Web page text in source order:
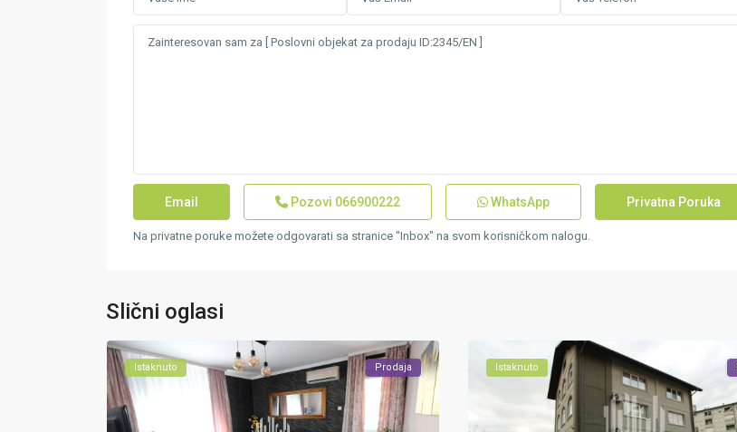
Pozovi 066900222 WhatsApp
Na privatne poruke možete odgovarati sa stranice "Inbox" na svom korisničkom nalogu.
Slični oglasi
Istaknuto Prodaja Istaknuto